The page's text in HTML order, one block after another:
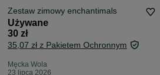
Zestaw zimowy enchantimals
Używane
30 zł
35,07 zł z Pakietem Ochronnym
Męcka Wola
23 lipca 2026